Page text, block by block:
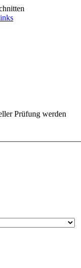
Prüfung werden